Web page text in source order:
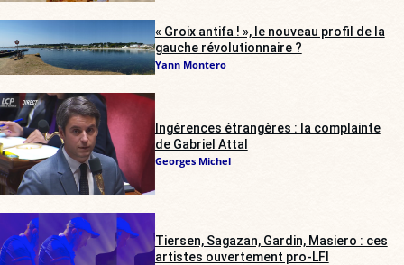
« Groix antifa ! », le nouveau profil de la
gauche révolutionnaire ?
Yann Montero
Ingérences étrangères : la complainte
de Gabriel Attal
Georges Michel
Tiersen, Sagazan, Gardin, Masiero : ces
artistes ouvertement pro-LFI